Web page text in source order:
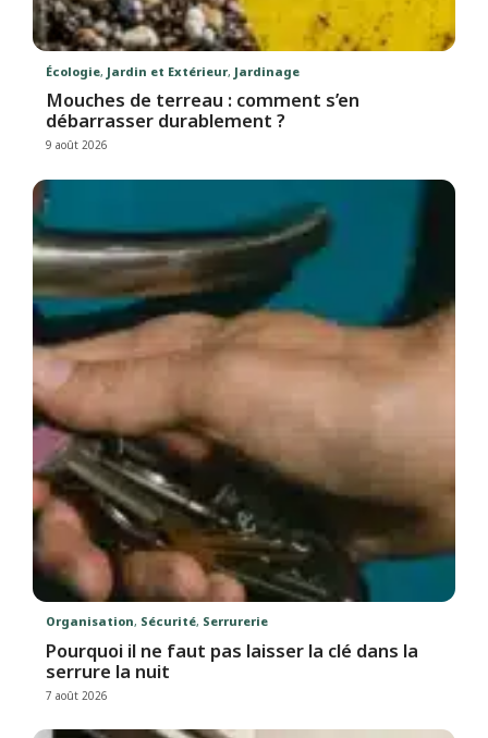
Écologie, Jardin et Extérieur, Jardinage
Mouches de terreau : comment s’en
débarrasser durablement ?
9 août 2026
Organisation, Sécurité, Serrurerie
Pourquoi il ne faut pas laisser la clé dans la
serrure la nuit
7 août 2026